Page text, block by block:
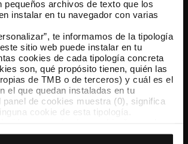
pequeños archivos de texto que los
instalar en tu navegador con varias
te informamos de la tipología
sitio web puede instalar en tu
cookies de cada tipología concreta
son, qué propósito tienen, quién las
de TMB o de terceros) y cuál es el
el que quedan instaladas en tu
panel de cookies muestra (0), significa
cookie de esta tipología.
cookies se instalen en tu navegador.
y compra tus billetes
Google Play